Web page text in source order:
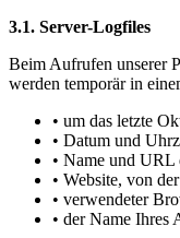
3.1. Server-Logfiles
Beim Aufrufen unserer
werden temporär in
• um das letzte
• Datum und
• Name und URL
• Website, von
• verwendeter
• der Name Ihres